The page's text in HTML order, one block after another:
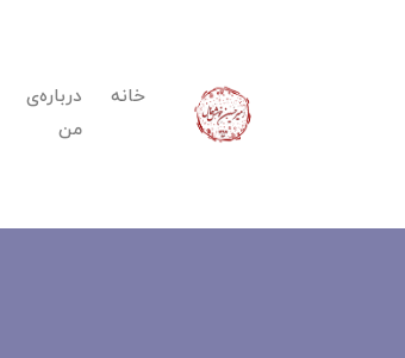
خانه
درباره‌ی
من